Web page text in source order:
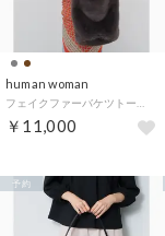
human woman
￥11,000
予約